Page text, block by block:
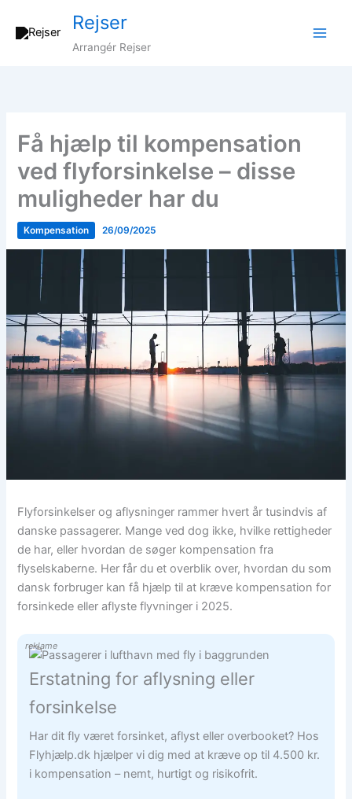
Rejser
Arrangér Rejser
Få hjælp til kompensation
ved flyforsinkelse – disse
muligheder har du
Kompensation 26/09/2025
Flyforsinkelser og aflysninger rammer hvert år tusindvis af
danske passagerer. Mange ved dog ikke, hvilke rettigheder
de har, eller hvordan de søger kompensation fra
flyselskaberne. Her får du et overblik over, hvordan du som
dansk forbruger kan få hjælp til at kræve kompensation for
forsinkede eller aflyste flyvninger i 2025.
reklame
Erstatning for aflysning eller
forsinkelse
Har dit fly været forsinket, aflyst eller overbooket? Hos
Flyhjælp.dk hjælper vi dig med at kræve op til 4.500 kr.
i kompensation – nemt, hurtigt og risikofrit.